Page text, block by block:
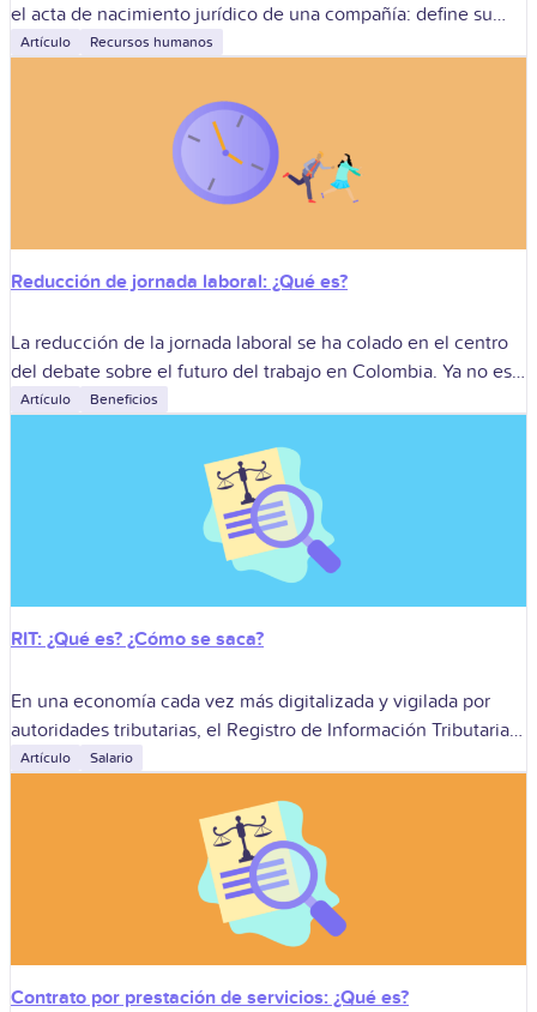
el acta de nacimiento jurídico de una compañía: define su
identidad ante el Estado y legitima cada contrato, factura y
Artículo Recursos humanos
Reducción de jornada laboral: ¿Qué es?
La reducción de la jornada laboral se ha colado en el centro
del debate sobre el futuro del trabajo en Colombia. Ya no es
solo restar horas al reloj; la
Artículo Beneficios
RIT: ¿Qué es? ¿Cómo se saca?
En una economía cada vez más digitalizada y vigilada por
autoridades tributarias, el Registro de Información Tributaria
(RIT) se ha consolidado como un pilar para la formalización
Artículo Salario
Contrato por prestación de servicios: ¿Qué es?